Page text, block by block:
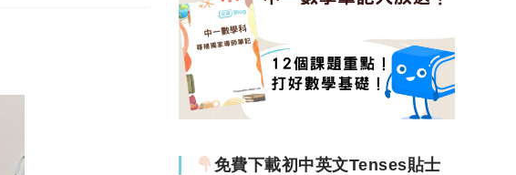
免費下載初中英文Tenses貼士